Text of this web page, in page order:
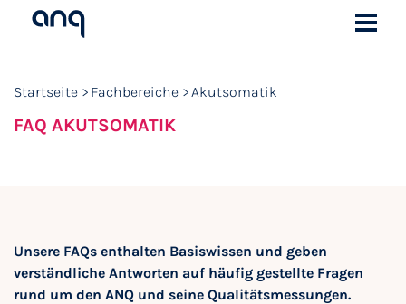
Startseite Fachbereiche Akutsomatik
FAQ AKUTSOMATIK
Unsere FAQs enthalten Basiswissen und geben
verständliche Antworten auf häufig gestellte Fragen
rund um den ANQ und seine Qualitätsmessungen.